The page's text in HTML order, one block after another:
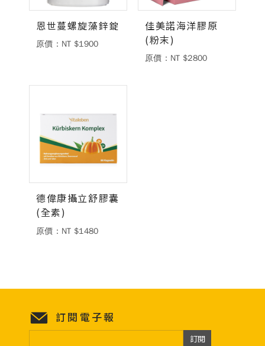
恩世蔓螺旋藻鋅錠
原價：NT $1900
佳美諾海洋膠原
(粉末)
原價：NT $2800
德偉康攝立舒膠囊
(全素)
原價：NT $1480
訂單查詢 使用條款
購物說明
百靈油粉絲團
德風健康館
登入
訂閱電子報
訂閱